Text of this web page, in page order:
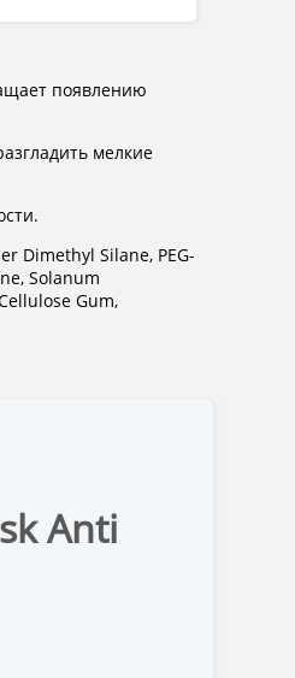
появлению
мелкие
Dimethyl Silane, PEG-
Solanum
Gum,
Anti